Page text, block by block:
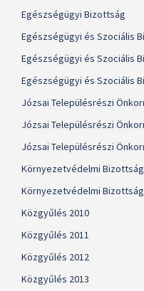
Egészségügyi Bizottság
Egészségügyi és Szociális
Egészségügyi és Szociális
Egészségügyi és Szociális
Józsai Településrészi
Józsai Településrészi
Józsai Településrészi
Környezetvédelmi Bizottság
Környezetvédelmi Bizottság
Közgyűlés 2010
Közgyűlés 2011
Közgyűlés 2012
Közgyűlés 2013